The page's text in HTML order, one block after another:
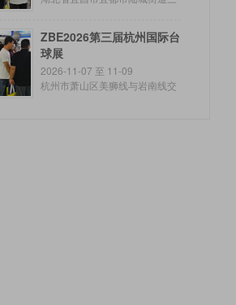
ZBE2026第三届杭州国际台
球展
2026-11-07 至 11-09
杭州市萧山区美狮线与岩南线交